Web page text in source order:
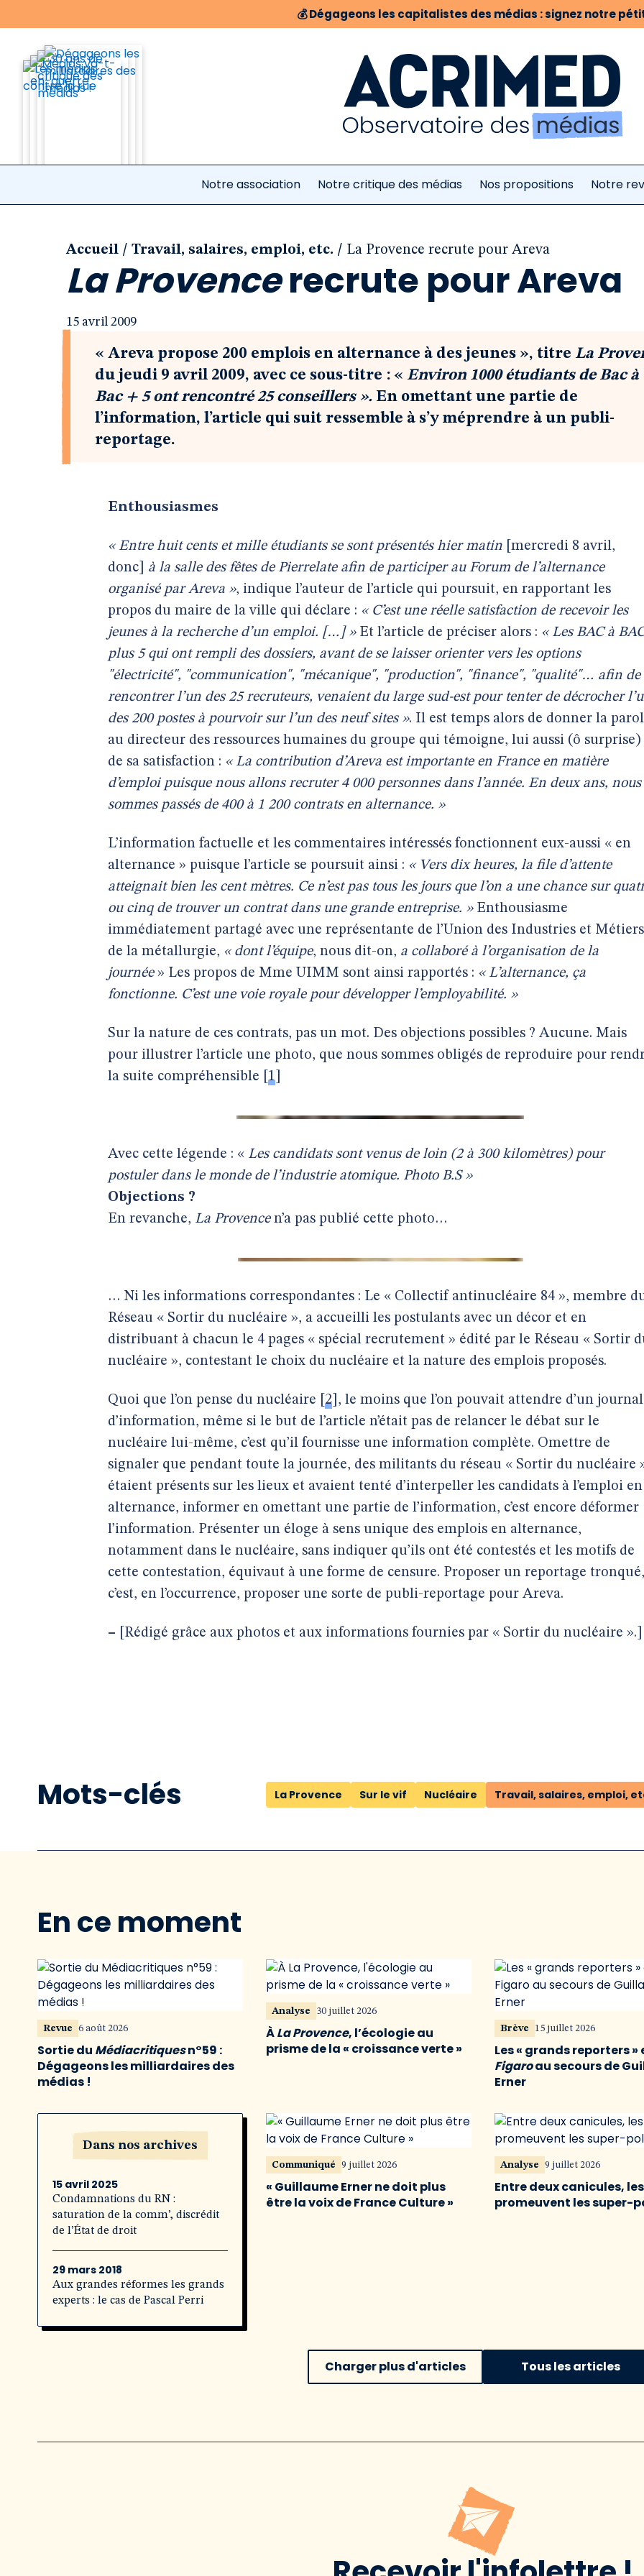
💰Dégageons les capitalistes des médias : signez notre
Notre association Notre critique des médias Nos propositions Notre
Accueil / Travail, salaires, emploi, etc. / La Provence recrute pour Areva
La Provencerecrute pour Areva
15 avril 2009
« Areva propose 200 emplois en alternance à des jeunes », titre La
du jeudi 9 avril 2009, avec ce sous-titre : « Environ 1000 étudiants de Bac à
Bac + 5 ont rencontré 25 conseillers ». En omettant une partie de
l’information, l’article qui suit ressemble à s’y méprendre à un publi-
reportage.
Enthousiasmes
« Entre huit cents et mille étudiants se sont présentés hier matin [mercredi 8 avril,
donc] à la salle des fêtes de Pierrelate afin de participer au Forum de l’alternance
organisé par Areva », indique l’auteur de l’article qui poursuit, en rapportant les
propos du maire de la ville qui déclare : « C’est une réelle satisfaction de recevoir les
jeunes à la recherche d’un emploi. […] » Et l’article de préciser alors : « Les BAC à
plus 5 qui ont rempli des dossiers, avant de se laisser orienter vers les options
"électricité", "communication", "mécanique", "production", "finance", "qualité"… afin de
rencontrer l’un des 25 recruteurs, venaient du large sud-est pour tenter de décrocher
des 200 postes à pourvoir sur l’un des neuf sites ». Il est temps alors de donner la
au directeur des ressources humaines du groupe qui témoigne, lui aussi (ô surprise)
de sa satisfaction : « La contribution d’Areva est importante en France en matière
d’emploi puisque nous allons recruter 4 000 personnes dans l’année. En deux ans, nous
sommes passés de 400 à 1 200 contrats en alternance. »
L’information factuelle et les commentaires intéressés fonctionnent eux-aussi « en
alternance » puisque l’article se poursuit ainsi : « Vers dix heures, la file d’attente
atteignait bien les cent mètres. Ce n’est pas tous les jours que l’on a une chance sur
ou cinq de trouver un contrat dans une grande entreprise. »Enthousiasme
immédiatement partagé avec une représentante de l’Union des Industries et Métiers
de la métallurgie, « dont l’équipe, nous dit-on, a collaboré à l’organisation de la
journée» Les propos de Mme UIMM sont ainsi rapportés : « L’alternance, ça
fonctionne. C’est une voie royale pour développer l’employabilité. »
Sur la nature de ces contrats, pas un mot. Des objections possibles ? Aucune. Mais
pour illustrer l’article une photo, que nous sommes obligés de reproduire pour
la suite compréhensible
1
Avec cette légende : « Les candidats sont venus de loin (2 à 300 kilomètres) pour
postuler dans le monde de l’industrie atomique. Photo B.S »
Objections ?
En revanche, La Provencen’a pas publié cette photo…
… Ni les informations correspondantes : Le « Collectif antinucléaire 84 », membre
Réseau « Sortir du nucléaire », a accueilli les postulants avec un décor et en
distribuant à chacun le 4 pages « spécial recrutement » édité par le Réseau « Sortir
nucléaire », contestant le choix du nucléaire et la nature des emplois proposés.
Quoi que l’on pense du nucléaire 2 , le moins que l’on pouvait attendre d’un journal
d’information, même si le but de l’article n’était pas de relancer le débat sur le
nucléaire lui-même, c’est qu’il fournisse une information complète. Omettre de
signaler que pendant toute la journée, des militants du réseau « Sortir du nucléaire
étaient présents sur les lieux et avaient tenté d’interpeller les candidats à l’emploi en
alternance, informer en omettant une partie de l’information, c’est encore déformer
l’information. Présenter un éloge à sens unique des emplois en alternance,
notamment dans le nucléaire, sans indiquer qu’ils ont été contestés et les motifs de
cette contestation, équivaut à une forme de censure. Proposer un reportage tronqué,
c’est, en l’occurrence, proposer une sorte de publi-reportage pour Areva.
– [Rédigé grâce aux photos et aux informations fournies par « Sortir du nucléaire ».]
Mots-clés La Provence Sur le vif Nucléaire Travail, salaires, emploi,
En ce moment
Revue 6 août 2026
Sortie du Médiacritiquesn°59 :
Dégageons les milliardaires des
médias !
Analyse 30 juillet 2026
ÀLa Provence, l’écologie au
prisme de la « croissance verte »
Brève 15 juillet 2026
Les « grands reporters »
Figaroau secours de
Erner
Dans nos archives
15 avril 2025
Condamnations du RN :
saturation de la comm’, discrédit
de l’État de droit
29 mars 2018
Aux grandes réformes les grands
experts : le cas de Pascal Perri
Communiqué 9 juillet 2026
« Guillaume Erner ne doit plus
être la voix de France Culture »
Analyse 9 juillet 2026
Entre deux canicules,
promeuvent les super-
Charger plus d'articles Tous les articles